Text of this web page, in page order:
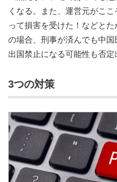
くなる。また、運営元がこ
って損害を受けた！などと
の場合、刑事が済んでも中国
出国禁止になる可能性も否定
3つの対策